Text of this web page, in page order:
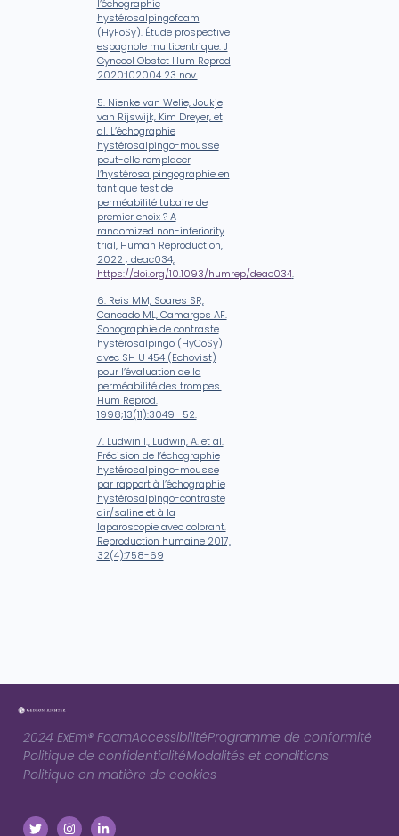
l’échographie
hystérosalpingofoam
(HyFoSy). Étude prospective
espagnole multicentrique. J
Gynecol Obstet Hum Reprod
2020:102004 23 nov.
5. Nienke van Welie, Joukje
van Rijswijk, Kim Dreyer, et
al. L’échographie
hystérosalpingo-mousse
peut-elle remplacer
l’hystérosalpingographie en
tant que test de
perméabilité tubaire de
premier choix ? A
randomized non-inferiority
trial, Human Reproduction,
2022 ; deac034,
https://doi.org/10.1093/humrep/deac034.
6. Reis MM, Soares SR,
Cancado ML, Camargos AF.
Sonographie de contraste
hystérosalpingo (HyCoSy)
avec SH U 454 (Echovist)
pour l’évaluation de la
perméabilité des trompes.
Hum Reprod.
1998;13(11):3049 -52.
7. Ludwin I., Ludwin, A. et al.
Précision de l’échographie
hystérosalpingo-mousse
par rapport à l’échographie
hystérosalpingo-contraste
air/saline et à la
laparoscopie avec colorant.
Reproduction humaine 2017,
32(4):758-69
2024 ExEm® FoamAccessibilitéProgramme de conformité
Politique de confidentialitéModalités et conditions
Politique en matière de cookies